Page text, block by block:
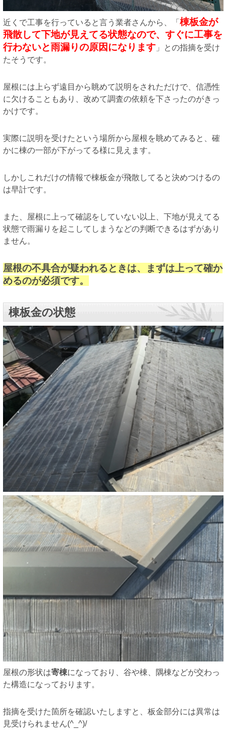
近くで工事を行っていると言う業者さんから、「 棟板金が
飛散して下地が見えてる状態なので、すぐに工事を
行わないと雨漏りの原因になります」との指摘を受け
たそうです。
屋根には上らず遠目から眺めて説明をされただけで、信憑性
に欠けることもあり、改めて調査の依頼を下さったのがきっ
かけです。
実際に説明を受けたという場所から屋根を眺めてみると、確
かに棟の一部が下がってる様に見えます。
しかしこれだけの情報で棟板金が飛散してると決めつけるの
は早計です。
また、屋根に上って確認をしていない以上、下地が見えてる
状態で雨漏りを起こしてしまうなどの判断できるはずがあり
ません。
屋根の不具合が疑われるときは、まずは上って確か
めるのが必須です。
棟板金の状態
屋根の形状は寄棟になっており、谷や棟、隅棟などが交わっ
た構造になっております。
指摘を受けた箇所を確認いたしますと、板金部分には異常は
見受けられません(^_^)/